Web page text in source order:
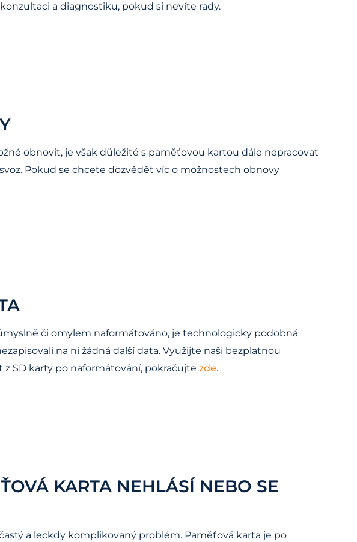
a diagnostiku, pokud si nevíte rady.
obnovit, je však důležité s paměťovou kartou dále nepracovat
Pokud se chcete dozvědět víc o možnostech obnovy
či omylem naformátováno, je technologicky podobná
na ni žádná další data. Využijte naši bezplatnou
SD karty po naformátování, pokračujte zde.
KARTA NEHLÁSÍ NEBO SE
a leckdy komplikovaný problém. Paměťová karta je po